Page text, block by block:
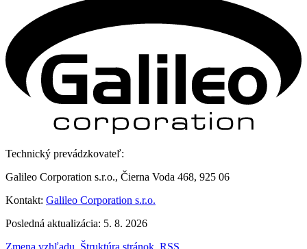
Technický prevádzkovateľ:
Galileo Corporation s.r.o., Čierna Voda 468, 925 06
Kontakt: Galileo Corporation s.r.o.
Posledná aktualizácia: 5. 8. 2026